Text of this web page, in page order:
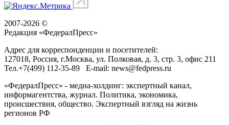
2007-2026 ©
Редакция «ФедералПресс»
Адрес для корреспонденции и посетителей:
127018, Россия, г.Москва, ул. Полковая, д. 3, стр. 3, офис 211
Тел.+7(499) 112-35-89 E-mail: news@fedpress.ru
«ФедералПресс» - медиа-холдинг: экспертный канал,
информагентства, журнал. Политика, экономика,
происшествия, общество. Экспертный взгляд на жизнь
регионов РФ